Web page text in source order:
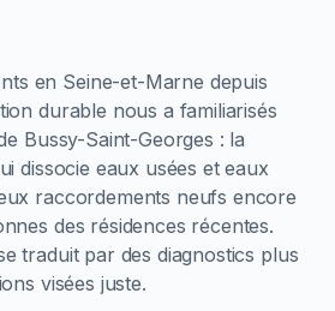
en Seine-et-Marne depuis
durable nous a familiarisés
Bussy-Saint-Georges : la
dissocie eaux usées et eaux
raccordements neufs encore
des résidences récentes.
traduit par des diagnostics plus
visées juste.